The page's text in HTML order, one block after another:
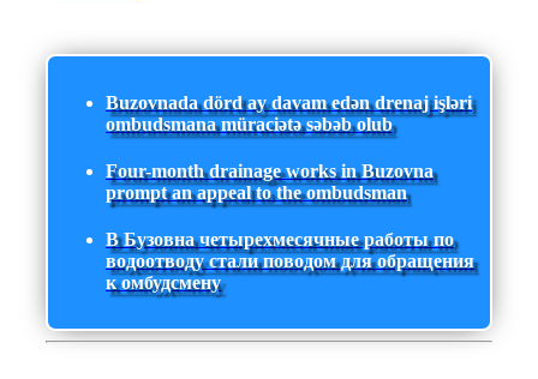
Buzovnada dörd ay davam edən drenaj işləri
ombudsmana müraciətə səbəb olub
Four-month drainage works in Buzovna
prompt an appeal to the ombudsman
В Бузовна четырехмесячные работы по
водоотводу стали поводом для обращения
к омбудсмену